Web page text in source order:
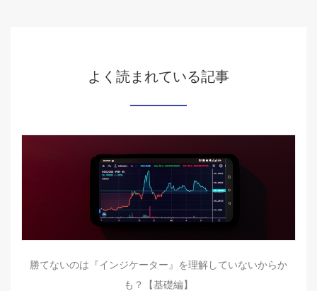
よく読まれている記事
勝てないのは『インジケーター』を理解していないからか
も？【基礎編】